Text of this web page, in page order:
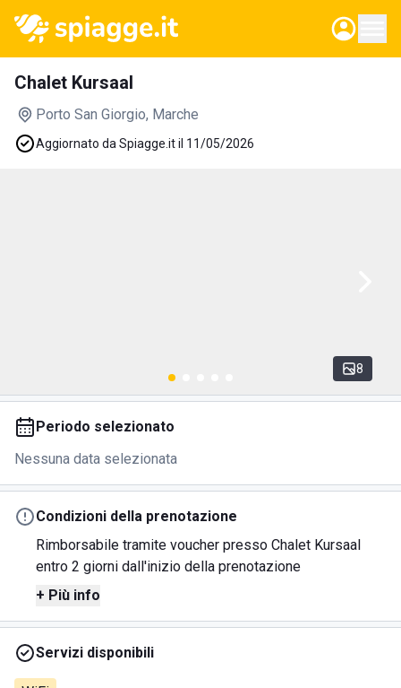
Chalet Kursaal
Porto San Giorgio, Marche
Aggiornato da Spiagge.it il 11/05/2026
8
Periodo selezionato
Nessuna data selezionata
Condizioni della prenotazione
Rimborsabile tramite voucher presso Chalet Kursaal
entro 2 giorni dall'inizio della prenotazione
+ Più info
Servizi disponibili